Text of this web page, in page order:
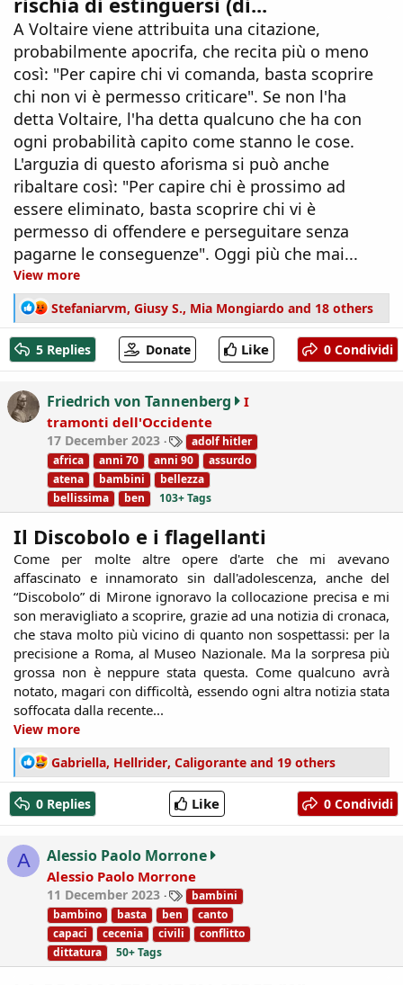
A Voltaire viene attribuita una citazione,
probabilmente apocrifa, che recita più o meno
così: "Per capire chi vi comanda, basta scoprire
chi non vi è permesso criticare". Se non l'ha
detta Voltaire, l'ha detta qualcuno che ha con
ogni probabilità capito come stanno le cose.
L'arguzia di questo aforisma si può anche
ribaltare così: "Per capire chi è prossimo ad
essere eliminato, basta scoprire chi vi è
permesso di offendere e perseguitare senza
pagarne le conseguenze". Oggi più che mai...
View more
R
e
a
c
t
i
o
n
s
:
Stefaniarvm, Giusy S., Mia Mongiardo and 18 others
5 Replies Donate Like 0 Condividi
Friedrich von Tannenberg
I
tramonti dell'Occidente
17 December 2023
T
a
g
s
adolf hitler
africa
anni 70 anni 90
assurdo
atena
bambini
bellezza
bellissima
ben 103+ Tags
Il Discobolo e i flagellanti
Come per molte altre opere d'arte che mi avevano
affascinato e innamorato sin dall'adolescenza, anche del
“Discobolo” di Mirone ignoravo la collocazione precisa e mi
son meravigliato a scoprire, grazie ad una notizia di cronaca,
che stava molto più vicino di quanto non sospettassi: per la
precisione a Roma, al Museo Nazionale. Ma la sorpresa più
grossa non è neppure stata questa. Come qualcuno avrà
notato, magari con difficoltà, essendo ogni altra notizia stata
soffocata dalla recente...​
View more
R
e
a
c
t
i
o
n
s
Gabriella, Hellrider, Caligorante and 19 others
0 Replies Like 0 Condividi
A Alessio Paolo Morrone
Alessio Paolo Morrone
11 December 2023
T
a
g
bambini
bambino
basta ben
canto
capaci
cecenia civili
conflitto
dittatura
50+ Tags